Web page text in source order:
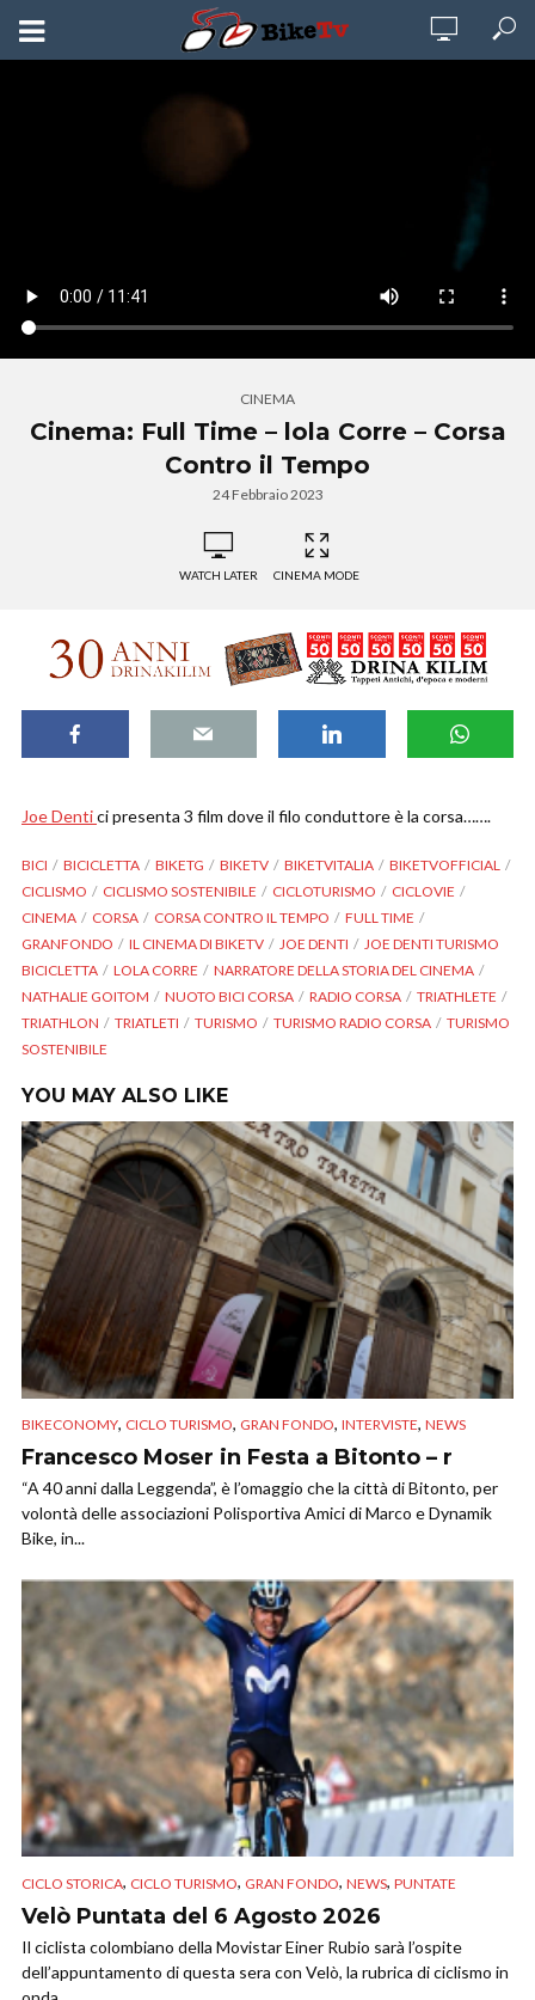
CINEMA
Cinema: Full Time – lola Corre – Corsa
Contro il Tempo
24 Febbraio 2023
WATCH LATER CINEMA MODE
Joe Dentici presenta 3 film dove il filo conduttore è la corsa…….
BICI BICICLETTA BIKETG BIKETV BIKETVITALIA
BIKETVOFFICIAL
CICLISMO
CICLISMO SOSTENIBILE CICLOTURISMO
CICLOVIE
CINEMA
CORSA CORSA CONTRO IL TEMPO
FULL TIME
GRANFONDO
IL CINEMA DI BIKETV JOE DENTI
JOE DENTI TURISMO
BICICLETTA
LOLA CORRE
NARRATORE DELLA STORIA DEL CINEMA
NATHALIE GOITOM
NUOTO BICI CORSA RADIO CORSA
TRIATHLETE
TRIATHLON
TRIATLETI TURISMO TURISMO RADIO CORSA
TURISMO
SOSTENIBILE
YOU MAY ALSO LIKE
BIKECONOMY, CICLO TURISMO, GRAN FONDO, INTERVISTE, NEWS
Francesco Moser in Festa a Bitonto – r
“A 40 anni dalla Leggenda”, è l’omaggio che la città di Bitonto, per
volontà delle associazioni Polisportiva Amici di Marco e Dynamik
Bike, in...
CICLO STORICA, CICLO TURISMO, GRAN FONDO, NEWS, PUNTATE
Velò Puntata del 6 Agosto 2026
Il ciclista colombiano della Movistar Einer Rubio sarà l’ospite
dell’appuntamento di questa sera con Velò, la rubrica di ciclismo in